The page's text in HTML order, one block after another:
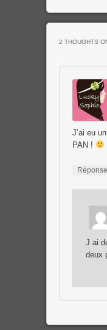
2 THOUGHTS
J’ai eu
PAN !
Réponse
J ai
deux